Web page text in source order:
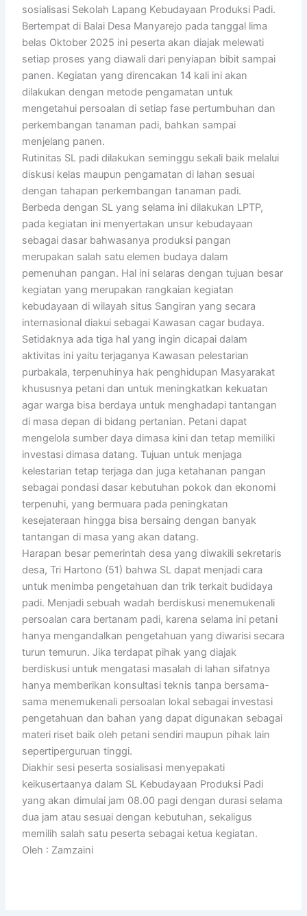
sosialisasi Sekolah Lapang Kebudayaan Produksi Padi.
Bertempat di Balai Desa Manyarejo pada tanggal lima
belas Oktober 2025 ini peserta akan diajak melewati
setiap proses yang diawali dari penyiapan bibit sampai
panen. Kegiatan yang direncakan 14 kali ini akan
dilakukan dengan metode pengamatan untuk
mengetahui persoalan di setiap fase pertumbuhan dan
perkembangan tanaman padi, bahkan sampai
menjelang panen.
Rutinitas SL padi dilakukan seminggu sekali baik melalui
diskusi kelas maupun pengamatan di lahan sesuai
dengan tahapan perkembangan tanaman padi.
Berbeda dengan SL yang selama ini dilakukan LPTP,
pada kegiatan ini menyertakan unsur kebudayaan
sebagai dasar bahwasanya produksi pangan
merupakan salah satu elemen budaya dalam
pemenuhan pangan. Hal ini selaras dengan tujuan besar
kegiatan yang merupakan rangkaian kegiatan
kebudayaan di wilayah situs Sangiran yang secara
internasional diakui sebagai Kawasan cagar budaya.
Setidaknya ada tiga hal yang ingin dicapai dalam
aktivitas ini yaitu terjaganya Kawasan pelestarian
purbakala, terpenuhinya hak penghidupan Masyarakat
khususnya petani dan untuk meningkatkan kekuatan
agar warga bisa berdaya untuk menghadapi tantangan
di masa depan di bidang pertanian. Petani dapat
mengelola sumber daya dimasa kini dan tetap memiliki
investasi dimasa datang. Tujuan untuk menjaga
kelestarian tetap terjaga dan juga ketahanan pangan
sebagai pondasi dasar kebutuhan pokok dan ekonomi
terpenuhi, yang bermuara pada peningkatan
kesejateraan hingga bisa bersaing dengan banyak
tantangan di masa yang akan datang.
Harapan besar pemerintah desa yang diwakili sekretaris
desa, Tri Hartono (51) bahwa SL dapat menjadi cara
untuk menimba pengetahuan dan trik terkait budidaya
padi. Menjadi sebuah wadah berdiskusi menemukenali
persoalan cara bertanam padi, karena selama ini petani
hanya mengandalkan pengetahuan yang diwarisi secara
turun temurun. Jika terdapat pihak yang diajak
berdiskusi untuk mengatasi masalah di lahan sifatnya
hanya memberikan konsultasi teknis tanpa bersama-
sama menemukenali persoalan lokal sebagai investasi
pengetahuan dan bahan yang dapat digunakan sebagai
materi riset baik oleh petani sendiri maupun pihak lain
sepertiperguruan tinggi.
Diakhir sesi peserta sosialisasi menyepakati
keikusertaanya dalam SL Kebudayaan Produksi Padi
yang akan dimulai jam 08.00 pagi dengan durasi selama
dua jam atau sesuai dengan kebutuhan, sekaligus
memilih salah satu peserta sebagai ketua kegiatan.
Oleh : Zamzaini